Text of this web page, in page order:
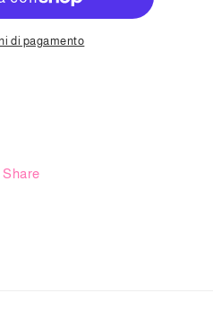
di pagamento
Share